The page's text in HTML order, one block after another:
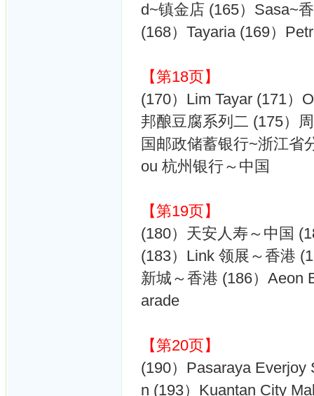
d~镇金店 (165）Sasa~
(168）Tayaria (169）
【第18页】
(170）Lim Tayar (171）
邦酿豆腐系列二 (175）
国邮政储蓄银行~浙江省
ou 杭州银行～中国
【第19页】
(180）天安人寿～中国
(183）Link 领展～香港
新城～香港 (186）Aeon
arade
【第20页】
(190）Pasaraya
n (193）Kuantan City